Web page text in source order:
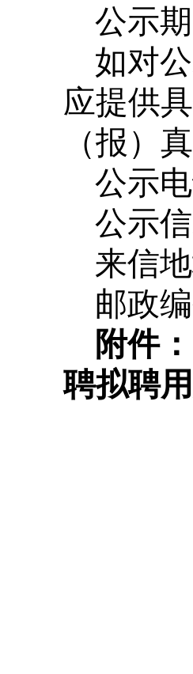
公示
如对
应提供
（报）
公示
公示
来信
邮政
附件
聘拟聘